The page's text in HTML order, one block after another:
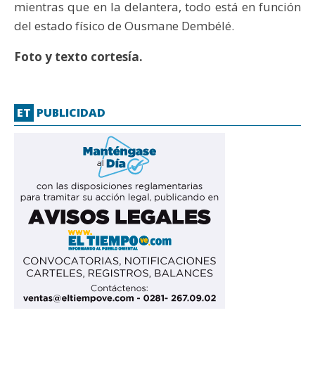
mientras que en la delantera, todo está en función
del estado físico de Ousmane Dembélé.
Foto y texto cortesía.
ET PUBLICIDAD